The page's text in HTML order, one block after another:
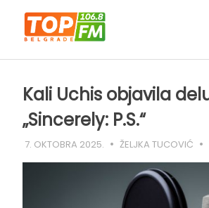
content
Kali Uchis objavila
„Sincerely: P.S.“
7. OKTOBRA 2025. ŽELJKA TUCOVIĆ